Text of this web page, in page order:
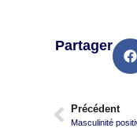
Partager
Précédent